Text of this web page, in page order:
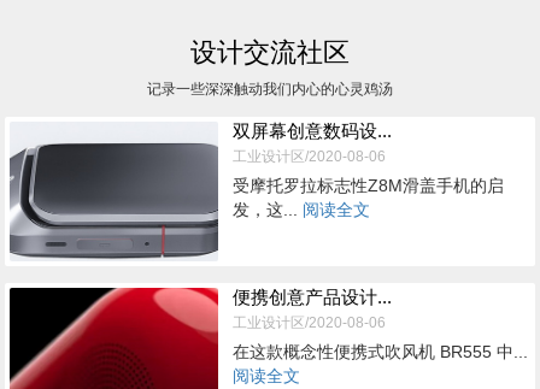
设计交流社区
记录一些深深触动我们内心的心灵鸡汤
双屏幕创意数码设...
工业设计区/2020-08-06
受摩托罗拉标志性Z8M滑盖手机的启
发，这... 阅读全文
便携创意产品设计...
工业设计区/2020-08-06
在这款概念性便携式吹风机 BR555 中...
阅读全文